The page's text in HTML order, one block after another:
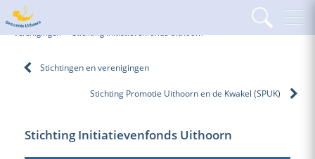
Home
verenigingen
Stichting Initiatievenfonds Uithoorn
Stichtingen en verenigingen
Stichting Promotie Uithoorn en de Kwakel (SPUK)
Stichting Initiatievenfonds Uithoorn